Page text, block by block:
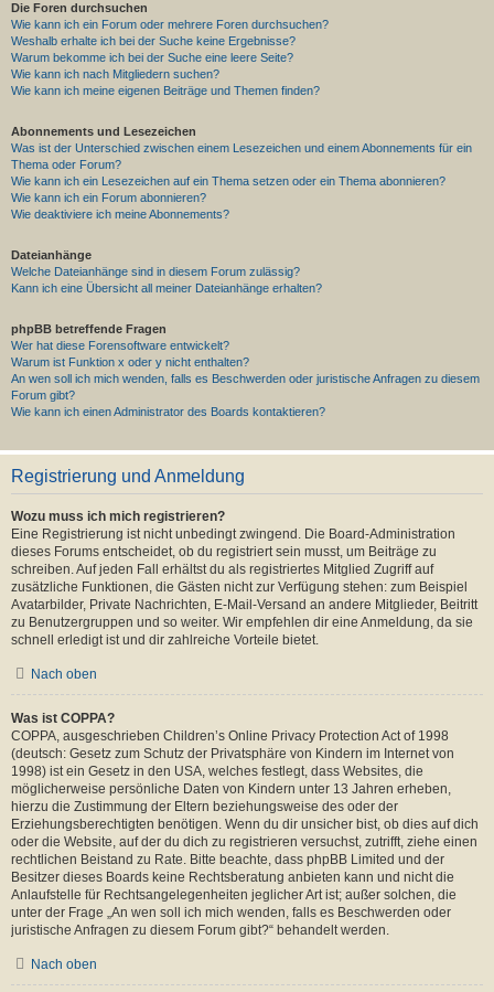
Die Foren durchsuchen
Wie kann ich ein Forum oder mehrere Foren durchsuchen?
Weshalb erhalte ich bei der Suche keine Ergebnisse?
Warum bekomme ich bei der Suche eine leere Seite?
Wie kann ich nach Mitgliedern suchen?
Wie kann ich meine eigenen Beiträge und Themen finden?
Abonnements und Lesezeichen
Was ist der Unterschied zwischen einem Lesezeichen und einem Abonnements für ein
Thema oder Forum?
Wie kann ich ein Lesezeichen auf ein Thema setzen oder ein Thema abonnieren?
Wie kann ich ein Forum abonnieren?
Wie deaktiviere ich meine Abonnements?
Dateianhänge
Welche Dateianhänge sind in diesem Forum zulässig?
Kann ich eine Übersicht all meiner Dateianhänge erhalten?
phpBB betreffende Fragen
Wer hat diese Forensoftware entwickelt?
Warum ist Funktion x oder y nicht enthalten?
An wen soll ich mich wenden, falls es Beschwerden oder juristische Anfragen zu diesem
Forum gibt?
Wie kann ich einen Administrator des Boards kontaktieren?
Registrierung und Anmeldung
Wozu muss ich mich registrieren?
Eine Registrierung ist nicht unbedingt zwingend. Die Board-Administration
dieses Forums entscheidet, ob du registriert sein musst, um Beiträge zu
schreiben. Auf jeden Fall erhältst du als registriertes Mitglied Zugriff auf
zusätzliche Funktionen, die Gästen nicht zur Verfügung stehen: zum Beispiel
Avatarbilder, Private Nachrichten, E-Mail-Versand an andere Mitglieder, Beitritt
zu Benutzergruppen und so weiter. Wir empfehlen dir eine Anmeldung, da sie
schnell erledigt ist und dir zahlreiche Vorteile bietet.
Nach oben
Was ist COPPA?
COPPA, ausgeschrieben Children’s Online Privacy Protection Act of 1998
(deutsch: Gesetz zum Schutz der Privatsphäre von Kindern im Internet von
1998) ist ein Gesetz in den USA, welches festlegt, dass Websites, die
möglicherweise persönliche Daten von Kindern unter 13 Jahren erheben,
hierzu die Zustimmung der Eltern beziehungsweise des oder der
Erziehungsberechtigten benötigen. Wenn du dir unsicher bist, ob dies auf dich
oder die Website, auf der du dich zu registrieren versuchst, zutrifft, ziehe einen
rechtlichen Beistand zu Rate. Bitte beachte, dass phpBB Limited und der
Besitzer dieses Boards keine Rechtsberatung anbieten kann und nicht die
Anlaufstelle für Rechtsangelegenheiten jeglicher Art ist; außer solchen, die
unter der Frage „An wen soll ich mich wenden, falls es Beschwerden oder
juristische Anfragen zu diesem Forum gibt?“ behandelt werden.
Nach oben